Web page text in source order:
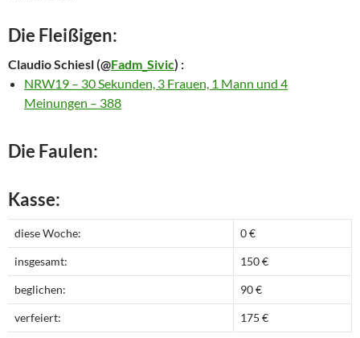
Die Fleißigen:
Claudio Schiesl(@Fadm_Sivic) :
NRW19 – 30 Sekunden, 3 Frauen, 1 Mann und 4
Meinungen – 388
Die Faulen:
Kasse:
diese Woche: 0 €
insgesamt: 150 €
beglichen: 90 €
verfeiert: 175 €